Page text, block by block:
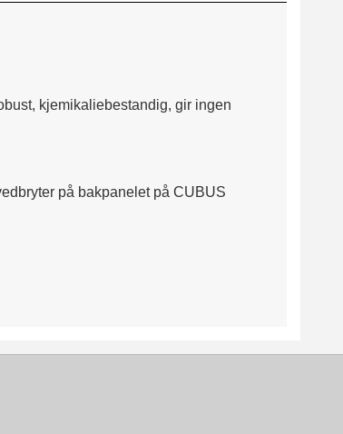
kjemikaliebestandig, gir ingen
på bakpanelet på CUBUS